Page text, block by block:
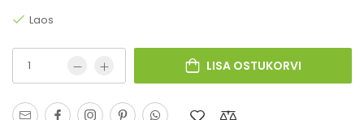
Laos
LISA OSTUKORVI